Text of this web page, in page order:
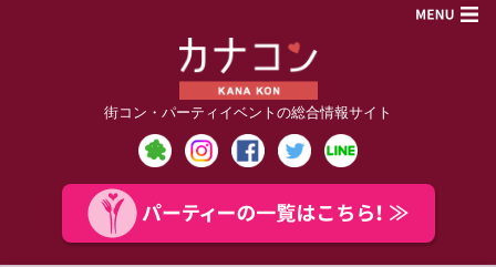
街コン・パーティイベントの総合情報サイト